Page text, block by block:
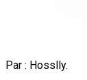
Par : Hosslly.